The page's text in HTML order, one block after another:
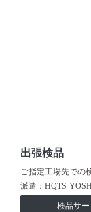
出張検品
ご指定工場先で
派遣：HQTS-
検品サー